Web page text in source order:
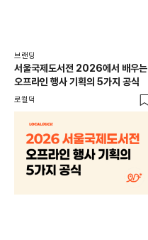
브랜딩
서울국제도서전 2026에서 배우는
오프라인 행사 기획의 5가지 공식
로컬덕